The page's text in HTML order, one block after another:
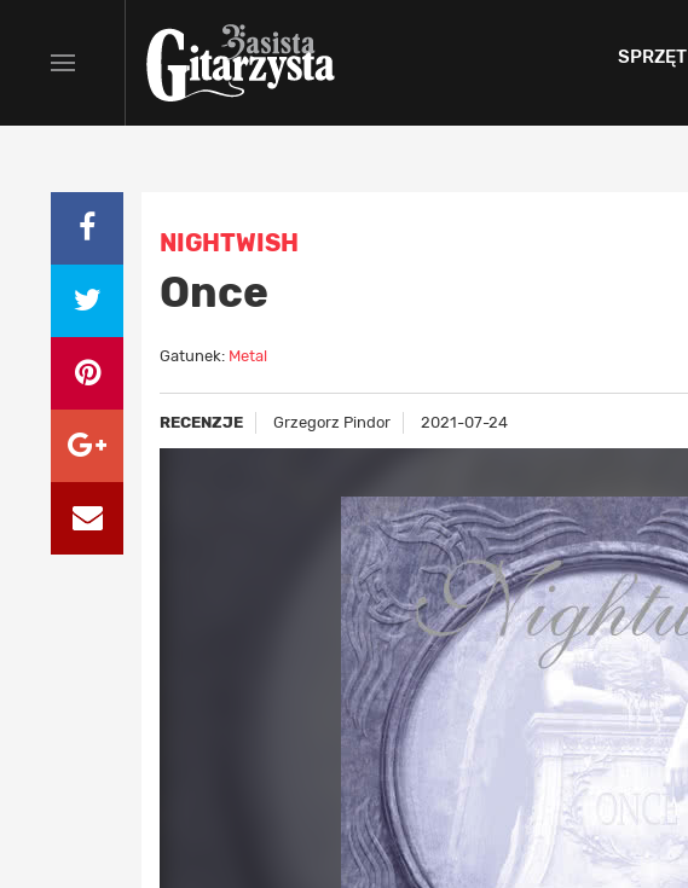
SPRZĘT
NIGHTWISH
Once
Gatunek: Metal
RECENZJE Grzegorz Pindor 2021-07-24